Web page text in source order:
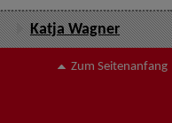
Katja Wagner
Zum Seitenanfang